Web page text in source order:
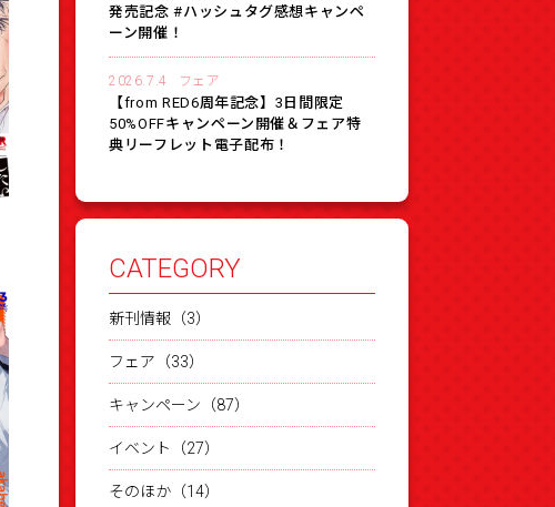
発売記念 #ハッシュタグ感想キャンペ
ーン開催！
2026.7.4 フェア
【from RED6周年記念】3日間限定
50%OFFキャンペーン開催＆フェア特
典リーフレット電子配布！
CATEGORY
新刊情報（3）
フェア（33）
キャンペーン（87）
イベント（27）
そのほか（14）